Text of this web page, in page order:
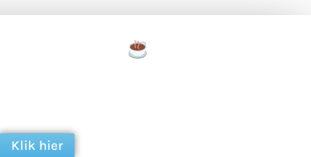
Klik hier